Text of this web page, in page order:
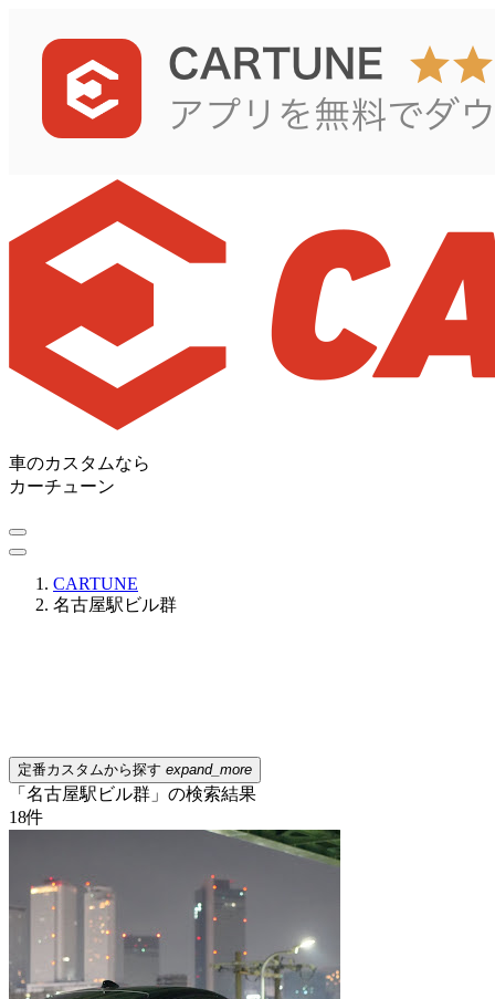
車のカスタムなら
カーチューン
CARTUNE
名古屋駅ビル群
定番カスタムから探す expand_more
「名古屋駅ビル群」の検索結果
18件